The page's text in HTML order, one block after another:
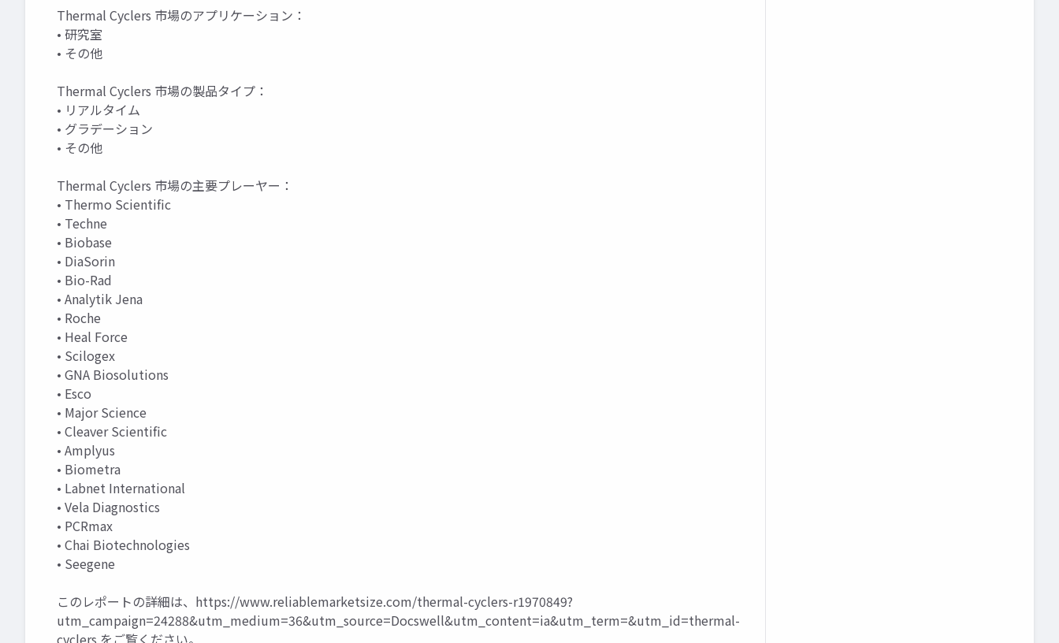
Thermal Cyclers 市場のアプリケーション：
• 研究室
• その他
Thermal Cyclers 市場の製品タイプ：
• リアルタイム
• グラデーション
• その他
Thermal Cyclers 市場の主要プレーヤー：
• Thermo Scientific
• Techne
• Biobase
• DiaSorin
• Bio-Rad
• Analytik Jena
• Roche
• Heal Force
• Scilogex
• GNA Biosolutions
• Esco
• Major Science
• Cleaver Scientific
• Amplyus
• Biometra
• Labnet International
• Vela Diagnostics
• PCRmax
• Chai Biotechnologies
• Seegene
このレポートの詳細は、 https://www.reliablemarketsize.com/thermal-cyclers-r1970849?
utm_campaign=24288&utm_medium=36&utm_source=Docswell&utm_content=ia&utm_term=&utm_id=thermal-
cyclers をご覧ください。